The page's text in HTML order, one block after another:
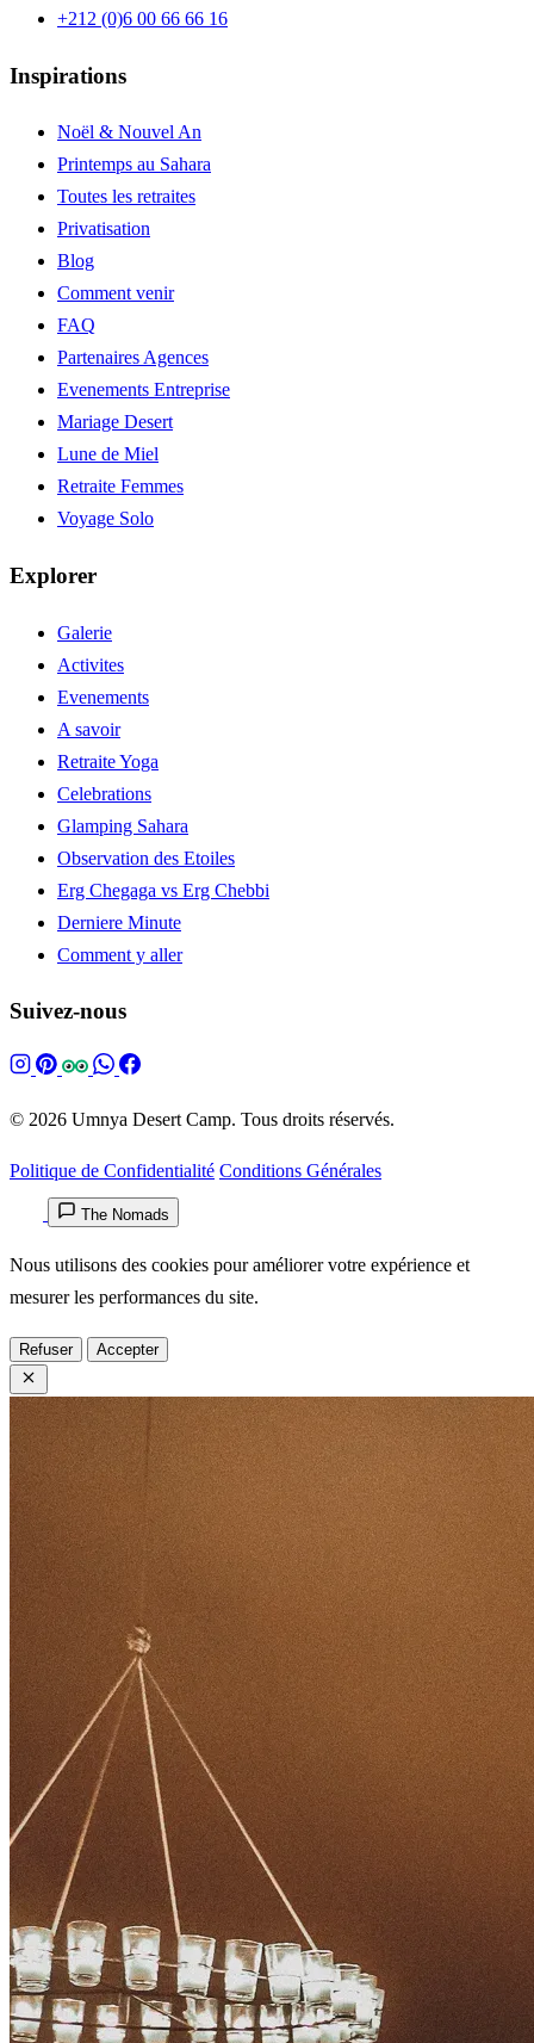
+212 (0)6 00 66 66 16
Inspirations
Noël & Nouvel An
Printemps au Sahara
Toutes les retraites
Privatisation
Blog
Comment venir
FAQ
Partenaires Agences
Evenements Entreprise
Mariage Desert
Lune de Miel
Retraite Femmes
Voyage Solo
Explorer
Galerie
Activites
Evenements
A savoir
Retraite Yoga
Celebrations
Glamping Sahara
Observation des Etoiles
Erg Chegaga vs Erg Chebbi
Derniere Minute
Comment y aller
Suivez-nous
© 2026 Umnya Desert Camp. Tous droits réservés.
Politique de Confidentialité Conditions Générales
The Nomads
Nous utilisons des cookies pour améliorer votre expérience et
mesurer les performances du site.
Refuser Accepter